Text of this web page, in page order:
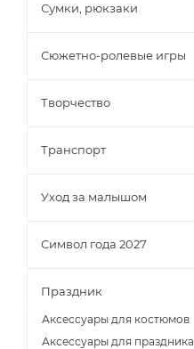
Сумки, рюкзаки
Сюжетно-ролевые игры
Творчество
Транспорт
Уход за малышом
Символ года 2027
Праздник
Аксессуары для костюмов
Аксессуары для праздника